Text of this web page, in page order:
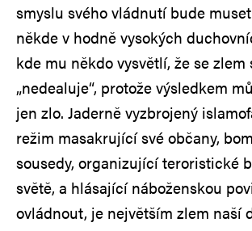
smyslu svého vládnutí bude
někde v hodně vysokých
kde mu někdo vysvětlí, že se zlem
„nedealuje“, protože výsledkem
jen zlo. Jaderně vyzbrojený
režim masakrující své občany,
sousedy, organizující teroristické
světě, a hlásající náboženskou
ovládnout, je největším zlem naší